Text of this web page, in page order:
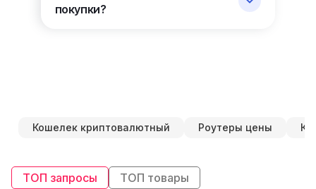
покупки?
Кошелек криптовалютный Роутеры цены
ТОП запросы ТОП товары